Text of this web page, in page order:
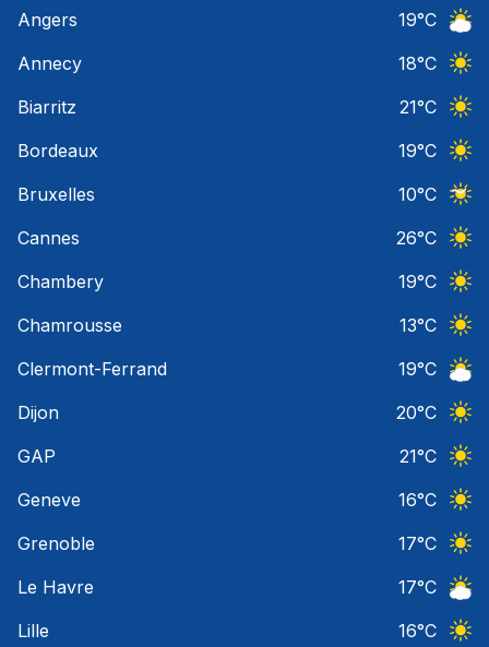
Angers 19°C
Annecy
18°C
Biarritz
21°C
Bordeaux
19°C
Bruxelles
10°C
Cannes
26°C
Chambery
19°C
Chamrousse
13°C
Clermont-Ferrand
19°C
Dijon
20°C
GAP
21°C
Geneve
16°C
Grenoble
17°C
Le Havre
17°C
Lille
16°C